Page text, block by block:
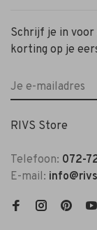
Schrijf je in voor
korting op je
RIVS Store
Telefoon: 072-
E-mail: